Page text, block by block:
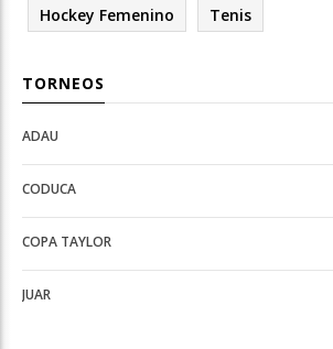
Hockey Femenino Tenis
TORNEOS
Open
Deportes
configuration
options
Open
configuration
options
ADAU
CODUCA
COPA TAYLOR
JUAR